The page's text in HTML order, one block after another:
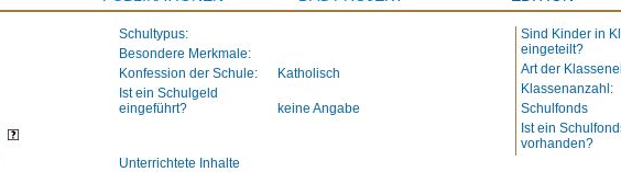
Schultypus:
Besondere Merkmale:
Konfession der Schule:
Katholisch
Ist ein Schulgeld
eingeführt?
keine Angabe
Sind Kinder in
eingeteilt?
Art der
Klassenanzahl:
Schulfonds
Ist ein
vorhanden?
Unterrichtete Inhalte